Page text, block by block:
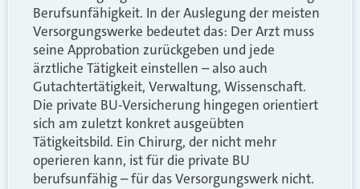
Berufsunfähigkeit. In der Auslegung der meisten
Versorgungswerke bedeutet das: Der Arzt muss
seine Approbation zurückgeben und jede
ärztliche Tätigkeit einstellen – also auch
Gutachtertätigkeit, Verwaltung, Wissenschaft.
Die private BU-Versicherung hingegen orientiert
sich am zuletzt konkret ausgeübten
Tätigkeitsbild. Ein Chirurg, der nicht mehr
operieren kann, ist für die private BU
berufsunfähig – für das Versorgungswerk nicht.